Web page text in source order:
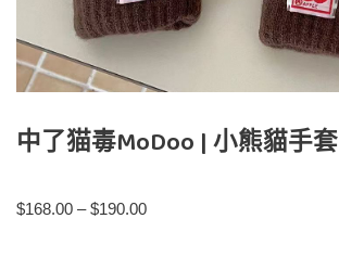
中了猫毒MoDoo | 小熊貓手套
$168.00 – $190.00